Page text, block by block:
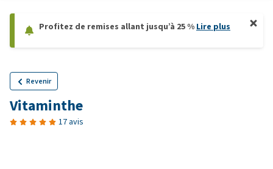
Profitez de remises allant jusqu’à 25 % Lire plus
Revenir
Vitaminthe
17 avis